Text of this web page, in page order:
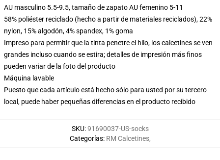
AU masculino 5.5-9.5, tamaño de zapato AU femenino 5-11
58% poliéster reciclado (hecho a partir de materiales reciclados), 22%
nylon, 15% algodón, 4% spandex, 1% goma
Impreso para permitir que la tinta penetre el hilo, los calcetines se ven
grandes incluso cuando se estira; detalles de impresión más finos
pueden variar de la foto del producto
Máquina lavable
Puesto que cada artículo está hecho sólo para usted por su tercero
local, puede haber pequeñas diferencias en el producto recibido
SKU:91690037-US-socks
Categorías: RM Calcetines,